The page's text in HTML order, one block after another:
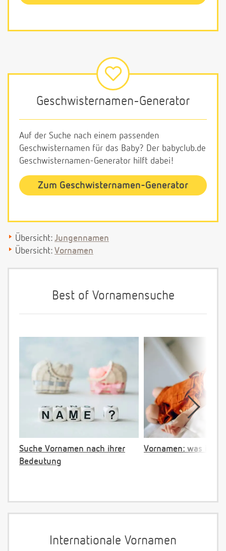
Geschwisternamen-Generator
Auf der Suche nach einem passenden
Geschwisternamen für das Baby? Der babyclub.de
Geschwisternamen-Generator hilft dabei!
Zum Geschwisternamen-Generator
Übersicht: Jungennamen
Übersicht: Vornamen
Best of Vornamensuche
Suche Vornamen nach ihrer
Bedeutung
Vornamen: was ist
Internationale Vornamen